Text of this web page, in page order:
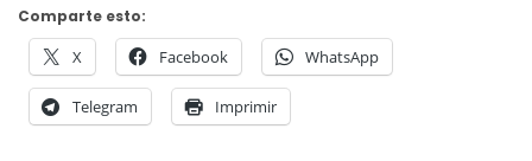
Comparte esto:
X Facebook WhatsApp
Telegram Imprimir